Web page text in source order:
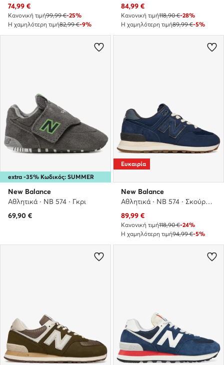
Τρέχουσα τιμή
74,99 €
Κανονική τιμή99,99 €-25%
Η χαμηλότερη τιμή82,99 €-9%
Τρέχουσα τιμή
84,99 €
Κανονική τιμή118,90 €-28%
Η χαμηλότερη τιμή89,99 €-5%
extra -35% Κωδικός: SUMMER
New Balance
Αθλητικά · NB 574 · Γκρι
69,90 €
Ευκαιρία
New Balance
Αθλητικά · NB 574 · Σκούρο μπλε
Τρέχουσα τιμή
89,99 €
Κανονική τιμή118,90 €-24%
Η χαμηλότερη τιμή94,99 €-5%